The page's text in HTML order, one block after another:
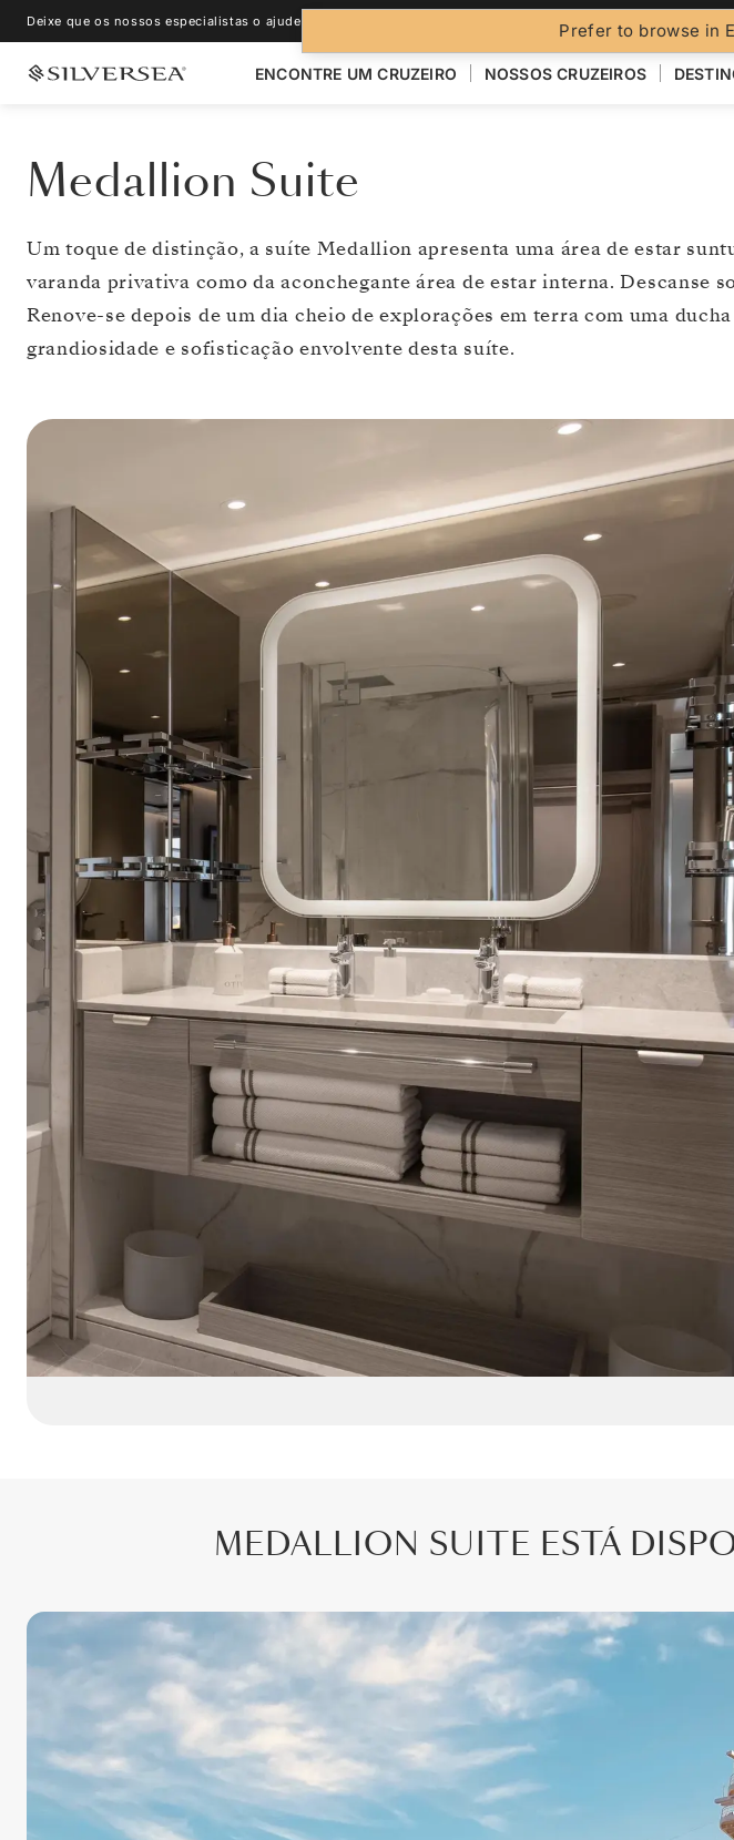
Prefer to browse in
Deixe que os nossos especialistas o ajudem.
ENCONTRE UM CRUZEIRO NOSSOS CRUZEIROS
Medallion Suite
Um toque de distinção, a suíte Medallion apresenta uma área de estar
varanda privativa como da aconchegante área de estar interna. Descanse
Renove-se depois de um dia cheio de explorações em terra com uma
grandiosidade e sofisticação envolvente desta suíte.
MEDALLION SUITE ESTÁ